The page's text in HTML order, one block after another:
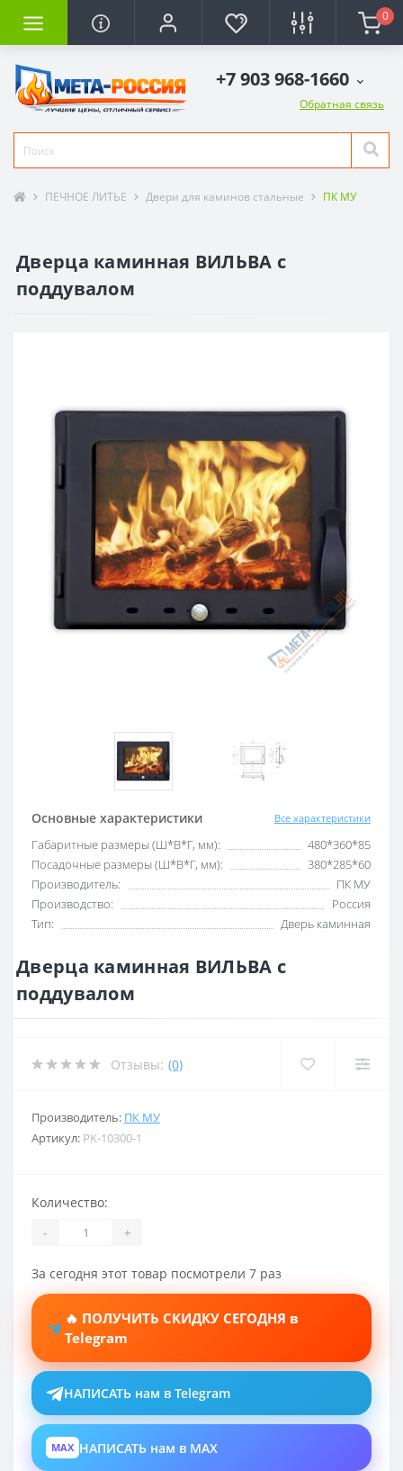
0
+7 903 968-1660
Обратная связь
ПЕЧНОЕ ЛИТЬЕ Двери для каминов стальные ПК МУ
Дверца каминная ВИЛЬВА с
поддувалом
Основные характеристики Все характеристики
Габаритные размеры (Ш*В*Г, мм):
480*360*85
Посадочные размеры (Ш*В*Г, мм):
380*285*60
Производитель:
ПК МУ
Производство:
Россия
Тип:
Дверь каминная
Дверца каминная ВИЛЬВА с
поддувалом
Отзывы: (0)
Производитель: ПК МУ
Артикул: PK-10300-1
Количество:
- +
За сегодня этот товар посмотрели 7 раз
🔥 ПОЛУЧИТЬ СКИДКУ СЕГОДНЯ в
Telegram
НАПИСАТЬ нам в Telegram
MAX НАПИСАТЬ нам в MAX